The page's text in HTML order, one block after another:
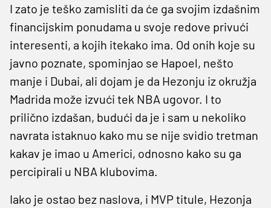
I zato je teško zamisliti da će ga svojim izdašnim
financijskim ponudama u svoje redove privući
interesenti, a kojih itekako ima. Od onih koje su
javno poznate, spominjao se Hapoel, nešto
manje i Dubai, ali dojam je da Hezonju iz okružja
Madrida može izvući tek NBA ugovor. I to
prilično izdašan, budući da je i sam u nekoliko
navrata istaknuo kako mu se nije svidio tretman
kakav je imao u Americi, odnosno kako su ga
percipirali u NBA klubovima.
Iako je ostao bez naslova, i MVP titule, Hezonja